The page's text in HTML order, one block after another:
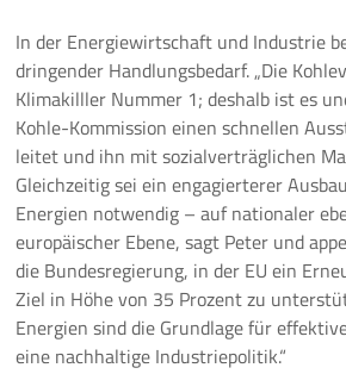
In der Energiewirtschaft und Industrie
dringender Handlungsbedarf. „Die
Klimakilller Nummer 1; deshalb ist es
Kohle-Kommission einen schnellen
leitet und ihn mit sozialverträglichen
Gleichzeitig sei ein engagierterer
Energien notwendig – auf nationaler
europäischer Ebene, sagt Peter und
die Bundesregierung, in der EU ein
Ziel in Höhe von 35 Prozent zu
Energien sind die Grundlage für
eine nachhaltige Industriepolitik.“